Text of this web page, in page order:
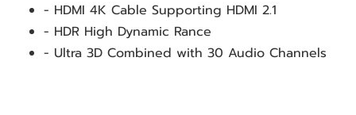
- HDMI 4K Cable Supporting HDMI 2.1
- HDR High Dynamic Rance
- Ultra 3D Combined with 30 Audio Channels